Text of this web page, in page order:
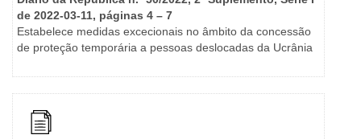
de 2022-03-11, páginas 4 – 7
Estabelece medidas excecionais no âmbito da concessão
de proteção temporária a pessoas deslocadas da Ucrânia